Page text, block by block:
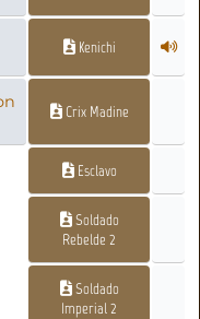
Kenichi
Crix Madine
Esclavo
Soldado
Rebelde 2
Soldado
Imperial 2